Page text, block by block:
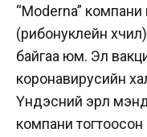
“Moderna”
(рибонуклейн
байгаа юм. Эл
коронавирусийн
Үндэсний эрүүл
компани